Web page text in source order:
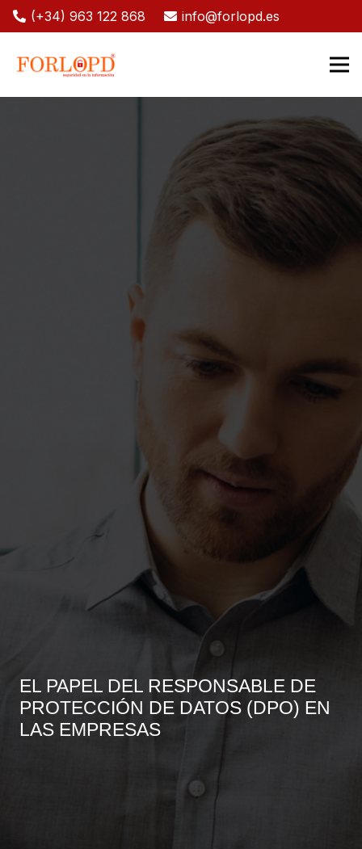
(+34) 963 122 868 info@forlopd.es
EL PAPEL DEL RESPONSABLE DE
PROTECCIÓN DE DATOS (DPO) EN
LAS EMPRESAS